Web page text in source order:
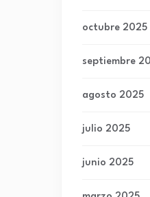
octubre 2025
septiembre
agosto 2025
julio 2025
junio 2025